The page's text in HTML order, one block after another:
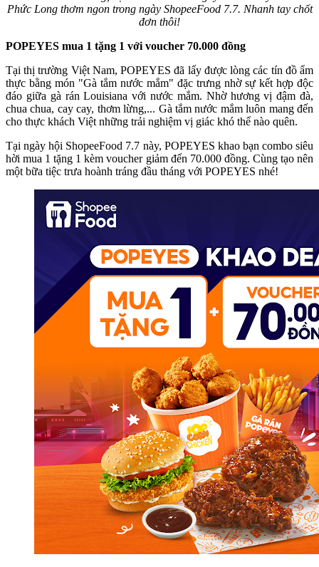
Phức Long thơm ngon trong ngày ShopeeFood 7.7. Nhanh tay chốt
đơn thôi!
POPEYES mua 1 tặng 1 với voucher 70.000 đồng
Tại thị trường Việt Nam, POPEYES đã lấy được lòng các tín đồ ẩm
thực bằng món "Gà tắm nước mắm" đặc trưng nhờ sự kết hợp độc
đáo giữa gà rán Louisiana với nước mắm. Nhờ hương vị đậm đà,
chua chua, cay cay, thơm lừng,... Gà tắm nước mắm luôn mang đến
cho thực khách Việt những trải nghiệm vị giác khó thể nào quên.
Tại ngày hội ShopeeFood 7.7 này, POPEYES khao bạn combo siêu
hời mua 1 tặng 1 kèm voucher giảm đến 70.000 đồng. Cùng tạo nên
một bữa tiệc trưa hoành tráng đầu tháng với POPEYES nhé!